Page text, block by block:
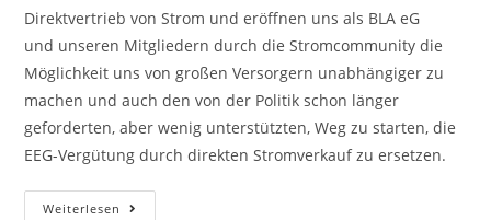
Direktvertrieb von Strom und eröffnen uns als BLA eG
und unseren Mitgliedern durch die Stromcommunity die
Möglichkeit uns von großen Versorgern unabhängiger zu
machen und auch den von der Politik schon länger
geforderten, aber wenig unterstützten, Weg zu starten, die
EEG-Vergütung durch direkten Stromverkauf zu ersetzen.
Weiterlesen